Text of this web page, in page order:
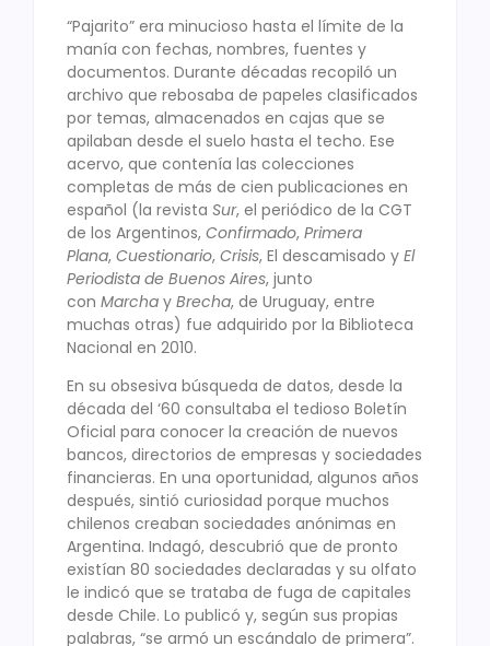
“Pajarito” era minucioso hasta el límite de la
manía con fechas, nombres, fuentes y
documentos. Durante décadas recopiló un
archivo que rebosaba de papeles clasificados
por temas, almacenados en cajas que se
apilaban desde el suelo hasta el techo. Ese
acervo, que contenía las colecciones
completas de más de cien publicaciones en
español (la revista Sur, el periódico de la CGT
de los Argentinos, Confirmado, Primera
Plana, Cuestionario, Crisis, El descamisado y El
Periodista de Buenos Aires, junto
con Marcha y Brecha, de Uruguay, entre
muchas otras) fue adquirido por la Biblioteca
Nacional en 2010.
En su obsesiva búsqueda de datos, desde la
década del ‘60 consultaba el tedioso Boletín
Oficial para conocer la creación de nuevos
bancos, directorios de empresas y sociedades
financieras. En una oportunidad, algunos años
después, sintió curiosidad porque muchos
chilenos creaban sociedades anónimas en
Argentina. Indagó, descubrió que de pronto
existían 80 sociedades declaradas y su olfato
le indicó que se trataba de fuga de capitales
desde Chile. Lo publicó y, según sus propias
palabras, “se armó un escándalo de primera”.